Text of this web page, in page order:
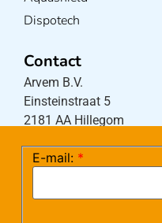
Dispotech
Contact
Arvem B.V.
Einsteinstraat 5
2181 AA Hillegom
(maandag –
E-mail: *